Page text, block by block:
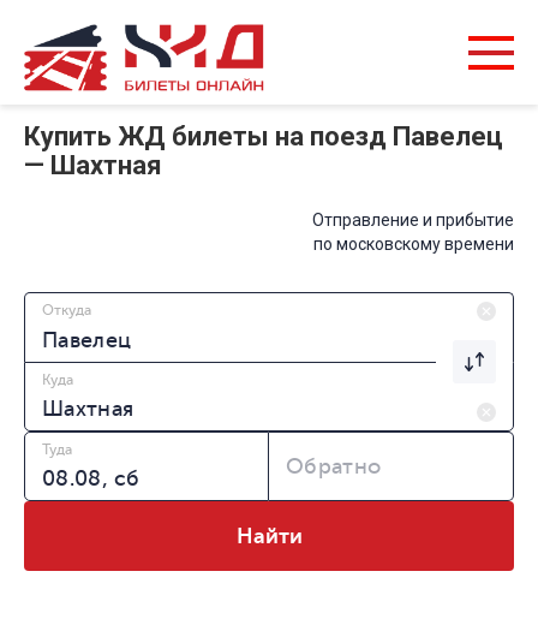
Купить ЖД билеты на поезд Павелец
— Шахтная
Отправление и прибытие
по московскому времени
Откуда
Куда
Туда
Обратно
Найти